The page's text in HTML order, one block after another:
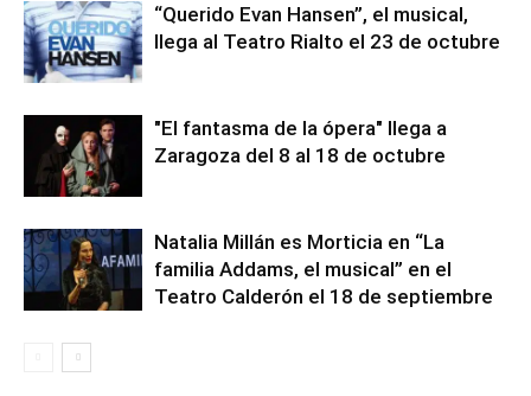
“Querido Evan Hansen”, el musical,
llega al Teatro Rialto el 23 de octubre
"El fantasma de la ópera" llega a
Zaragoza del 8 al 18 de octubre
Natalia Millán es Morticia en “La
familia Addams, el musical” en el
Teatro Calderón el 18 de septiembre